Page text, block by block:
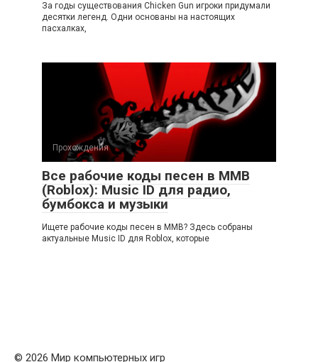
За годы существования Chicken Gun игроки придумали
десятки легенд. Одни основаны на настоящих
пасхалках,
Прохождения
Все рабочие коды песен в ММВ
(Roblox): Music ID для радио,
бумбокса и музыки
Ищете рабочие коды песен в ММВ? Здесь собраны
актуальные Music ID для Roblox, которые
© 2026 Мир компьютерных игр